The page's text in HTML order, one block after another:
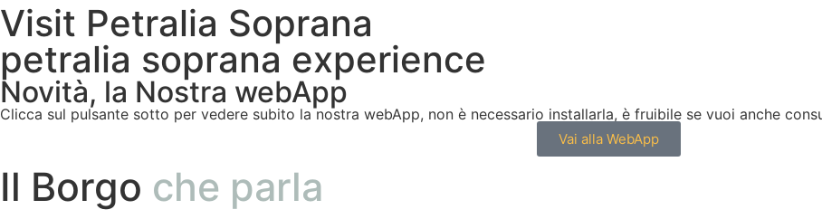
Visit Petralia Soprana
petralia soprana experience
Novità, la Nostra webApp
Clicca sul pulsante sotto per vedere subito la nostra webApp, non è necessario installarla, è fruibile se vuoi anche
Vai alla WebApp
Il Borgo che parla